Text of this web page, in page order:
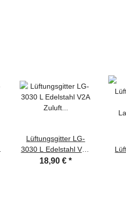
Lüftungsgitter LG-
3030 L Edelstahl V2A
Zuluft Abluftgitter 300
18,90 €*